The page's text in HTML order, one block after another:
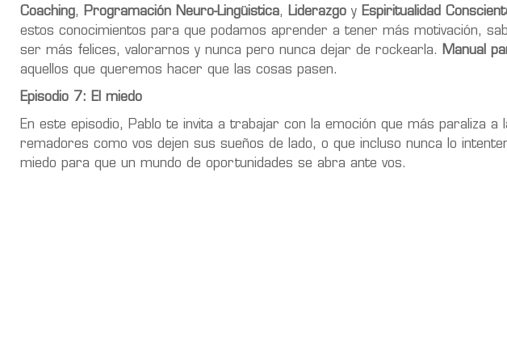
Coaching, Programación Neuro-Lingüistica, Liderazgo y Espiritualidad
estos conocimientos para que podamos aprender a tener más motivación,
ser más felices, valorarnos y nunca pero nunca dejar de rockearla.
Manual
aquellos que queremos hacer que las cosas pasen.
Episodio 7: El miedo
En este episodio, Pablo te invita a trabajar con la emoción que más paraliza
remadores como vos dejen sus sueños de lado, o que incluso nunca lo
miedo para que un mundo de oportunidades se abra ante vos.